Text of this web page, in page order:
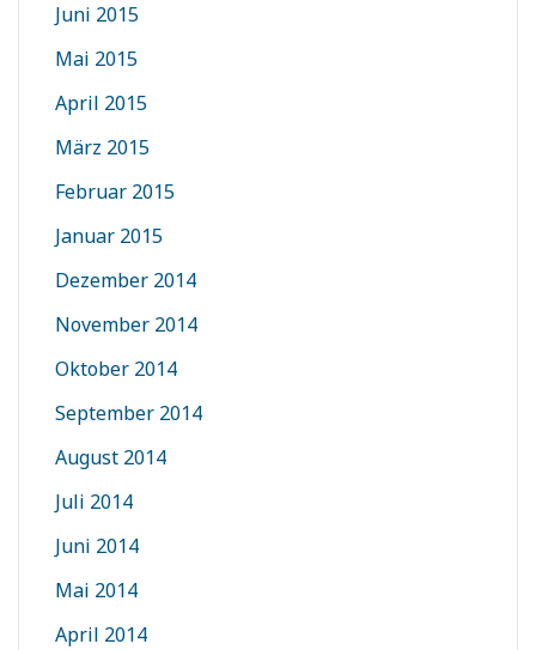
Juni 2015
Mai 2015
April 2015
März 2015
Februar 2015
Januar 2015
Dezember 2014
November 2014
Oktober 2014
September 2014
August 2014
Juli 2014
Juni 2014
Mai 2014
April 2014